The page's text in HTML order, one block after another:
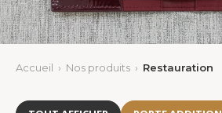
NOUS CONTACTER
Accueil › Nos produits › Restauration